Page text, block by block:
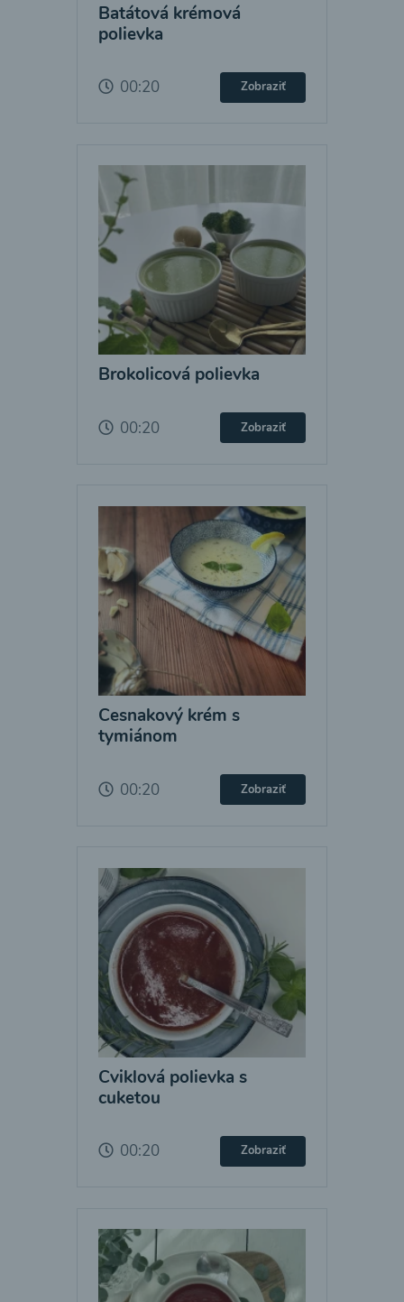
Batátová krémová
polievka
00:20 Zobraziť
Brokolicová polievka
00:20 Zobraziť
Cesnakový krém s
tymiánom
00:20 Zobraziť
Cviklová polievka s
cuketou
00:20 Zobraziť